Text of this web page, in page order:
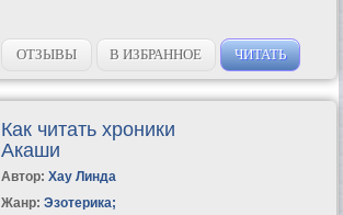
ОТЗЫВЫ В ИЗБРАННОЕ ЧИТАТЬ
Как читать хроники
Акаши
Автор: Хау Линда
Жанр: Эзотерика;